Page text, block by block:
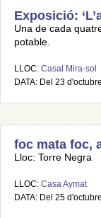
Exposició:
Una de cada
potable.
LLOC: Casal Mira-sol
DATA: Del 23
foc mata foc,
Lloc: Torre Negra
LLOC: Casa Aymat
DATA: Del 25